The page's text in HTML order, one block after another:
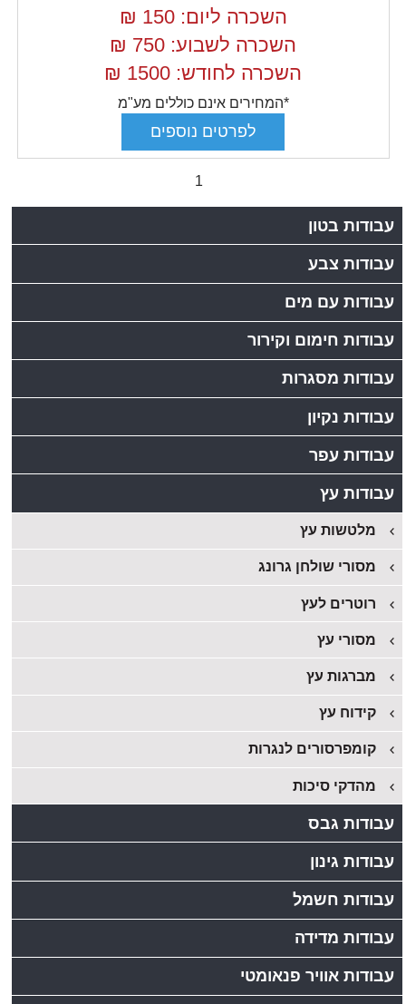
השכרה ליום: 150
₪
השכרה לשבוע: 750
₪
השכרה לחודש: 1500
₪
*המחירים אינם כוללים מע"מ
1
עבודות בטון
עבודות צבע
עבודות עם מים
עבודות חימום וקירור
עבודות מסגרות
עבודות נקיון
עבודות עפר
עבודות עץ
מלטשות עץ
מסורי שולחן גרונג
רוטרים לעץ
מסורי עץ
מברגות עץ
קידוח עץ
קומפרסורים לנגרות
מהדקי סיכות
עבודות גבס
עבודות גינון
עבודות חשמל
עבודות מדידה
עבודות אוויר פנאומטי